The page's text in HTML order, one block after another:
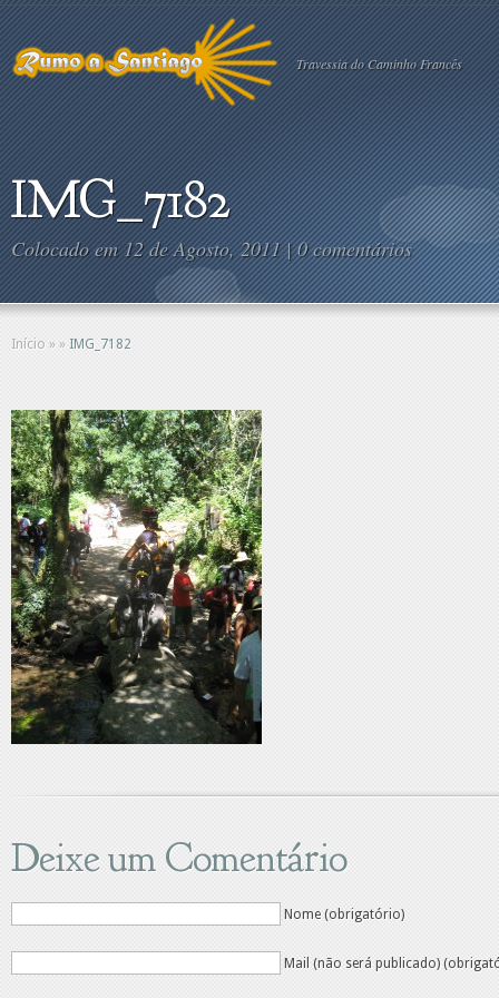
Travessia do Caminho Francês
IMG_7182
Colocado em 12 de Agosto, 2011 |0 comentários
Início » » IMG_7182
Deixe um Comentário
Nome (obrigatório)
Mail (não será publicado)